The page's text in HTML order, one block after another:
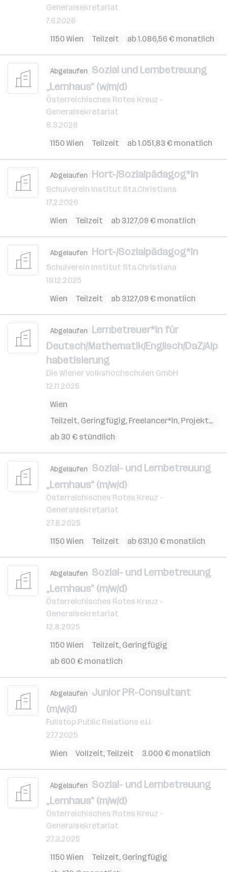
Generalsekretariat
7.6.2026
1150 Wien
Teilzeit ab 1.086,56 € monatlich
Abgelaufen Sozial und Lernbetreuung
„Lernhaus“ (w/m/d)
Österreichisches Rotes Kreuz -
Generalsekretariat
8.3.2026
1150 Wien
Teilzeit ab 1.051,83 € monatlich
Abgelaufen Hort-/Sozialpädagog*in
Schulverein Institut Sta.Christiana
17.2.2026
Wien
Teilzeit ab 3.127,09 € monatlich
Abgelaufen Hort-/Sozialpädagog*in
Schulverein Institut Sta.Christiana
19.12.2025
Wien
Teilzeit ab 3.127,09 € monatlich
Abgelaufen Lernbetreuer*in für
Deutsch/Mathematik/Englisch/DaZ/Alp
habetisierung
Die Wiener Volkshochschulen GmbH
12.11.2025
Wien
Teilzeit, Geringfügig, Freelancer*in, Projekta
rbeit
ab 30 € stündlich
Abgelaufen Sozial- und Lernbetreuung
„Lernhaus“ (m/w/d)
Österreichisches Rotes Kreuz -
Generalsekretariat
27.8.2025
1150 Wien
Teilzeit ab 631,10 € monatlich
Abgelaufen Sozial- und Lernbetreuung
„Lernhaus“ (m/w/d)
Österreichisches Rotes Kreuz -
Generalsekretariat
12.8.2025
1150 Wien
Teilzeit, Geringfügig
ab 600 € monatlich
Abgelaufen Junior PR-Consultant
(m/w/d)
Fullstop Public Relations e.U.
27.7.2025
Wien
Vollzeit, Teilzeit 3.000 € monatlich
Abgelaufen Sozial- und Lernbetreuung
„Lernhaus“ (m/w/d)
Österreichisches Rotes Kreuz -
Generalsekretariat
27.3.2025
1150 Wien
Teilzeit, Geringfügig